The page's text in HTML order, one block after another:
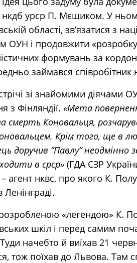
урср П. Мєшиком. У
області, зв’язатися з
ОУН і продовжити
формувань за
займався співробітник
зі знайомими діячами
з Фінляндії. «Мета
смерть Коновальця,
Крім того, ще в
доручив “Павлу” неодмінно
в срср»(ГДА СЗР
агент нквс, про якого К.
«легендою» К.
шкіл і перед самим
начебто й виїхав 21
тож поїхав до Львова. Там